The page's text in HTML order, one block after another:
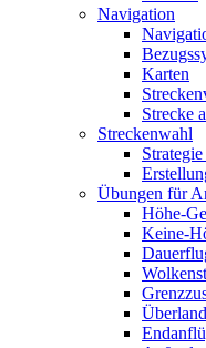
Navigation
Karten
Strecke
Streckenwahl
Übungen für
Höhe-
Keine-